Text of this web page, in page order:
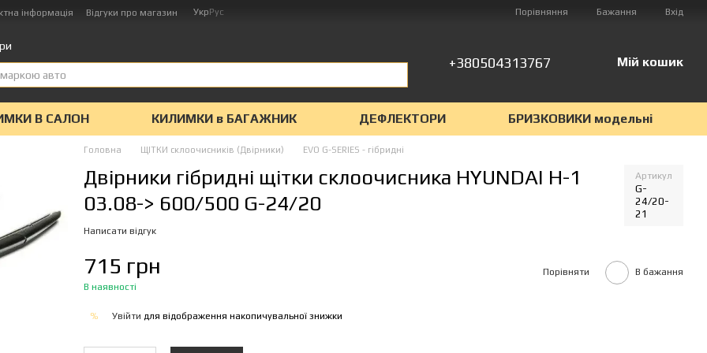
інформація Відгуки про магазин УкрРус Порівняння Бажання Вхід
+380504313767 Мій кошик
В САЛОН КИЛИМКИ в БАГАЖНИК ДЕФЛЕКТОРИ БРИЗКОВИКИ модельні
Головна ЩІТКИ склоочисників (Двірники) EVO G-SERIES - гібридні
Двірники гібридні щітки склоочисника HYUNDAI H-1
03.08-> 600/500 G-24/20
Артикул
G-
24/20-
21
Написати відгук
715 грн
В наявності
Порівняти В бажання
% Увійти для відображення накопичувальної знижки